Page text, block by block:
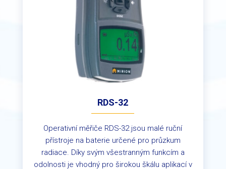
RDS-32
Operativní měřiče RDS-32 jsou malé ruční
přístroje na baterie určené pro průzkum
radiace. Díky svým všestranným funkcím a
odolnosti je vhodný pro širokou škálu aplikací v